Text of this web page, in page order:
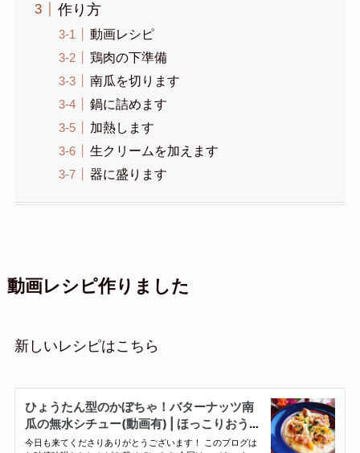
作り方
動画レシピ
鶏肉の下準備
南瓜を切ります
鍋に詰めます
加熱します
生クリームを加えます
器に盛ります
動画レシピ作りました
新しいレシピはこちら